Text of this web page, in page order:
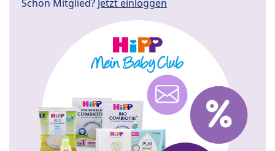
Schon Mitglied? Jetzt einloggen